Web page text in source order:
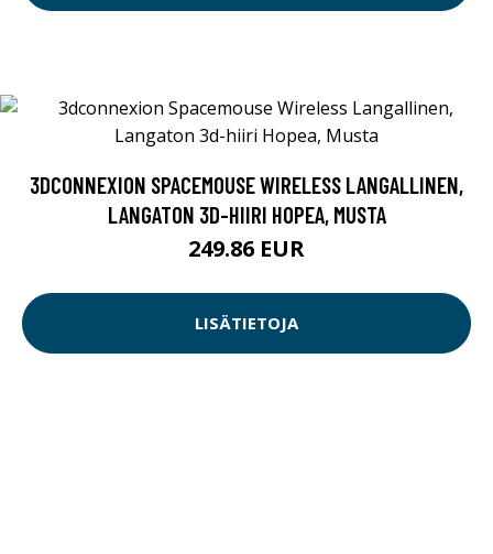
3DCONNEXION SPACEMOUSE WIRELESS LANGALLINEN,
LANGATON 3D-HIIRI HOPEA, MUSTA
249.86 EUR
LISÄTIETOJA